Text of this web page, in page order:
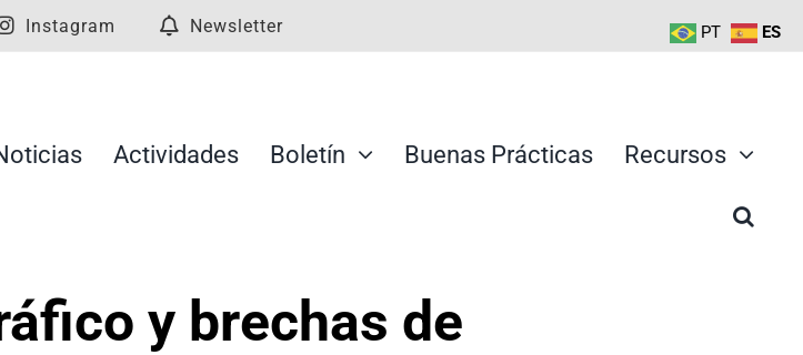
Instagram Newsletter
Actividades Boletín Buenas Prácticas Recursos
y brechas de
PT ES